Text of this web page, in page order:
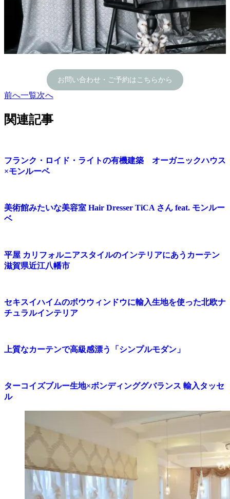
お問い合わせ・ご予約はこちらから
前へ一覧次へ
関連記事
フランク・ロイド・ライトの有機建築 オーガニックハウス
×モンルーベ
美術館みたいな美容室 Hair Dresser TiCA さん feat. モンルー
ベ
平屋 カリフォルニアスタイルのインテリアにあうカーテン
滋賀県近江八幡市
セキスイハイムのボウウィンドウに輸入生地を使った北欧ナ
チュラルインテリア
上質なカーテンで高級感漂う「シンプルモダン」
ターコイズブルー生地×ボンディンググバランス 輸入タッセ
ル